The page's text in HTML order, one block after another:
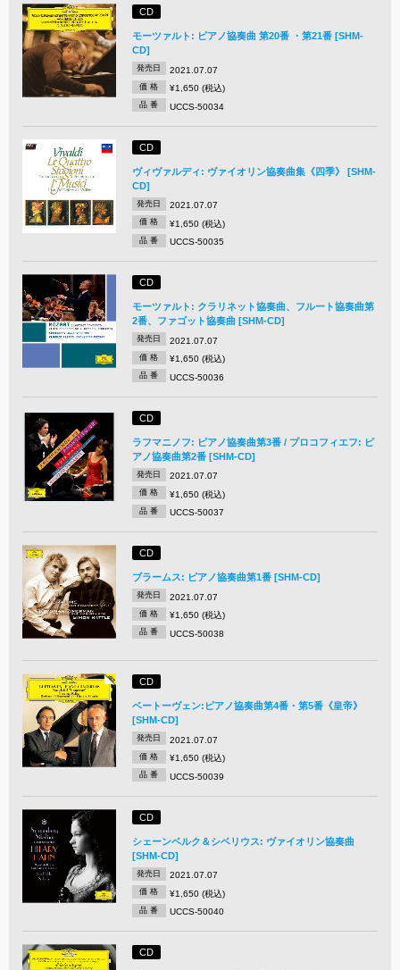
CD
モーツァルト: ピアノ協奏曲 第20番 ・第21番 [SHM-
CD]
発売日 2021.07.07
価 格 ¥1,650 (税込)
品 番 UCCS-50034
CD
ヴィヴァルディ: ヴァイオリン協奏曲集《四季》 [SHM-
CD]
発売日 2021.07.07
価 格 ¥1,650 (税込)
品 番 UCCS-50035
CD
モーツァルト: クラリネット協奏曲、フルート協奏曲第
2番、ファゴット協奏曲 [SHM-CD]
発売日 2021.07.07
価 格 ¥1,650 (税込)
品 番 UCCS-50036
CD
ラフマニノフ: ピアノ協奏曲第3番 / プロコフィエフ: ピ
アノ協奏曲第2番 [SHM-CD]
発売日 2021.07.07
価 格 ¥1,650 (税込)
品 番 UCCS-50037
CD
ブラームス: ピアノ協奏曲第1番 [SHM-CD]
発売日 2021.07.07
価 格 ¥1,650 (税込)
品 番 UCCS-50038
CD
ベートーヴェン:ピアノ協奏曲第4番・第5番《皇帝》
[SHM-CD]
発売日 2021.07.07
価 格 ¥1,650 (税込)
品 番 UCCS-50039
CD
シェーンベルク＆シベリウス: ヴァイオリン協奏曲
[SHM-CD]
発売日 2021.07.07
価 格 ¥1,650 (税込)
品 番 UCCS-50040
CD